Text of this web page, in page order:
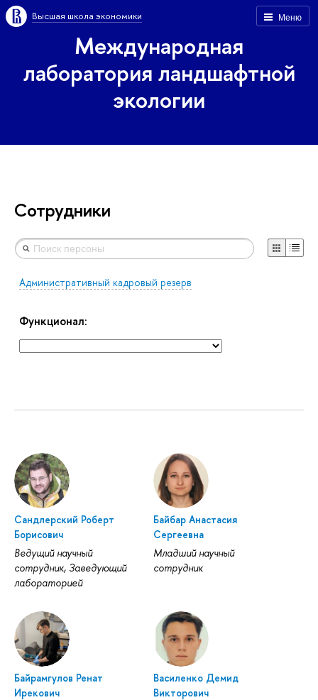
Меню
Высшая школа экономики
Международная
лаборатория ландшафтной
экологии
Сотрудники
Административный кадровый резерв
Функционал:
Сандлерский Роберт
Борисович
Ведущий научный
сотрудник, Заведующий
лабораторией
Байбар Анастасия
Сергеевна
Младший научный
сотрудник
Байрамгулов Ренат
Ирекович
Василенко Демид
Викторович